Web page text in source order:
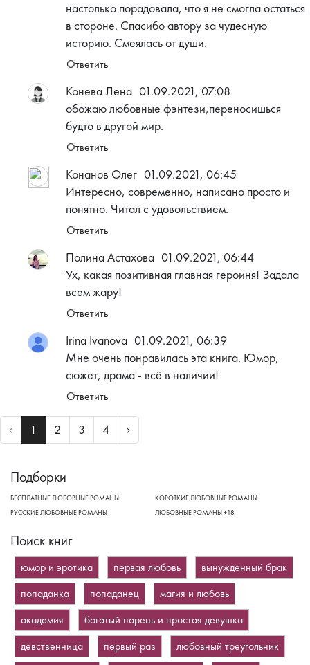
настолько порадовала, что я не смогла остаться
в стороне. Спасибо автору за чудесную
историю. Смеялась от души.
Ответить
Конева Лена 01.09.2021, 07:08
обожаю любовные фэнтези,переносишься
будто в другой мир.
Ответить
Конанов Олег 01.09.2021, 06:45
Интересно, современно, написано просто и
понятно. Читал с удовольствием.
Ответить
Полина Астахова 01.09.2021, 06:44
Ух, какая позитивная главная героиня! Задала
всем жару!
Ответить
Irina Ivanova 01.09.2021, 06:39
Мне очень понравилась эта книга. Юмор,
сюжет, драма - всё в наличии!
Ответить
‹ Previous
1 2 3 4 ›Next
Подборки
БЕСПЛАТНЫЕ ЛЮБОВНЫЕ РОМАНЫ
КОРОТКИЕ ЛЮБОВНЫЕ РОМАНЫ
РУССКИЕ ЛЮБОВНЫЕ РОМАНЫ
ЛЮБОВНЫЕ РОМАНЫ +18
Поиск книг
юмор и эротика первая любовь
вынужденный брак
попаданка
попаданец
магия и любовь
академия
богатый парень и простая девушка
девственница
первый раз
любовный треугольник